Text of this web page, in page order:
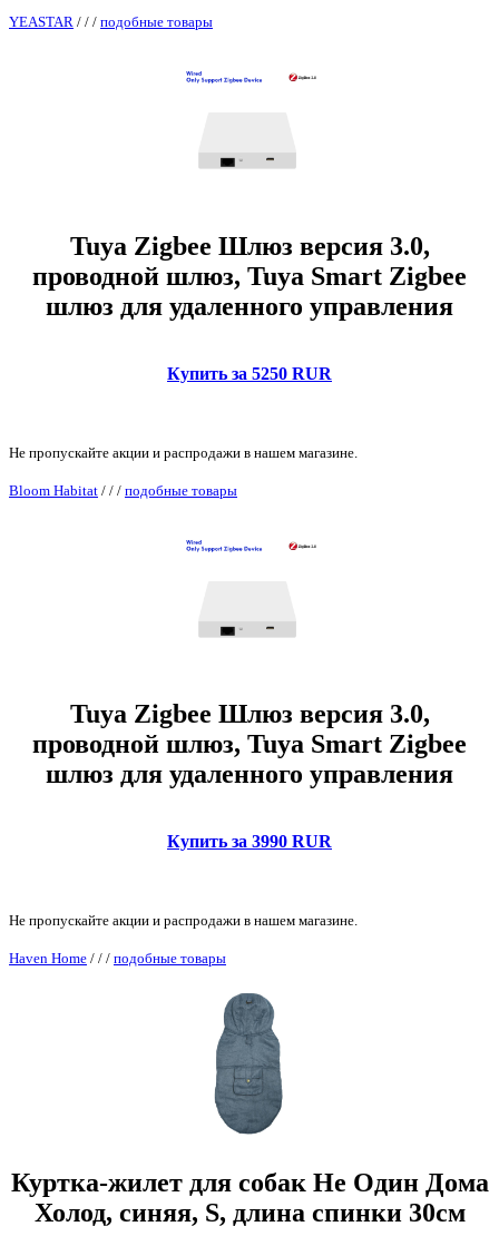
YEASTAR / / / подобные товары
Tuya Zigbee Шлюз версия 3.0,
проводной шлюз, Tuya Smart Zigbee
шлюз для удаленного управления
Купить за 5250 RUR
Не пропускайте акции и распродажи в нашем магазине.
Bloom Habitat / / / подобные товары
Tuya Zigbee Шлюз версия 3.0,
проводной шлюз, Tuya Smart Zigbee
шлюз для удаленного управления
Купить за 3990 RUR
Не пропускайте акции и распродажи в нашем магазине.
Haven Home / / / подобные товары
Куртка-жилет для собак Не Один Дома
Холод, синяя, S, длина спинки 30см